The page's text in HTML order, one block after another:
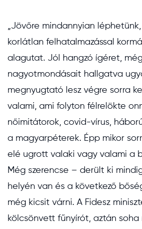
„Jövőre mindannyian
korlátlan felhatalmazással
alagutat. Jól hangzó ígéret,
nagyotmondásait hallgatva
megnyugtató lesz végre sorra
valami, ami folyton félrelökte
nőimitátorok, covid-vírus,
a magyarpéterek. Épp mikor
elé ugrott valaki vagy valami a
Még szerencse – derült ki
helyén van és a következő
még kicsit várni. A Fidesz
kölcsönvett fűnyírót, aztán